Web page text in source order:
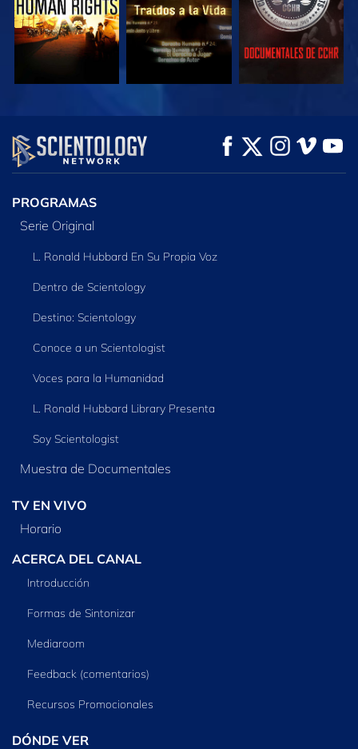
VE
EXPLORA LAS
SERIES
PROGRAMAS
Serie Original
L. Ronald Hubbard En Su Propia Voz
Dentro de Scientology
Destino: Scientology
Conoce a un Scientologist
Voces para la Humanidad
L. Ronald Hubbard Library Presenta
Soy Scientologist
Muestra de Documentales
TV EN VIVO
Horario
ACERCA DEL CANAL
Introducción
Formas de Sintonizar
Mediaroom
Feedback (comentarios)
Recursos Promocionales
DÓNDE VER